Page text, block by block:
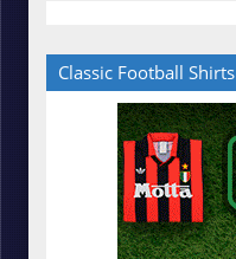
Classic Football Shirts